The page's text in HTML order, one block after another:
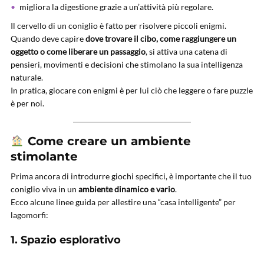
migliora la digestione grazie a un’attività più regolare.
Il cervello di un coniglio è fatto per risolvere piccoli enigmi.
Quando deve capiredove trovare il cibo, come raggiungere un
oggetto o come liberare un passaggio, si attiva una catena di
pensieri, movimenti e decisioni che stimolano la sua intelligenza
naturale.
In pratica, giocare con enigmi è per lui ciò che leggere o fare puzzle
è per noi.
Come creare un ambiente
stimolante
Prima ancora di introdurre giochi specifici, è importante che il tuo
coniglio viva in un ambiente dinamico e vario.
Ecco alcune linee guida per allestire una “casa intelligente” per
lagomorfi:
1. Spazio esplorativo